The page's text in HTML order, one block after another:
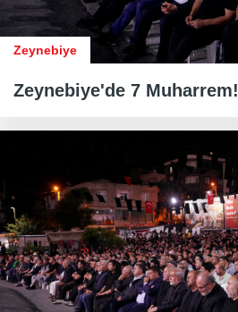
Zeynebiye
Zeynebiye'de 7 Muharrem!